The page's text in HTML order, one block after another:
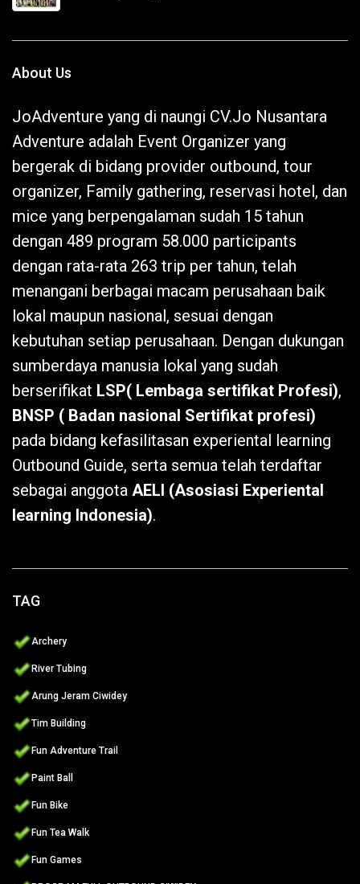
About Us
JoAdventure yang di naungi CV.Jo Nusantara
Adventure adalah Event Organizer yang
bergerak di bidang provider outbound, tour
organizer, Family gathering, reservasi hotel, dan
mice yang berpengalaman sudah 15 tahun
dengan 489 program 58.000 participants
dengan rata-rata 263 trip per tahun, telah
menangani berbagai macam perusahaan baik
lokal maupun nasional, sesuai dengan
kebutuhan setiap perusahaan. Dengan dukungan
sumberdaya manusia lokal yang sudah
berserifikat LSP( Lembaga sertifikat Profesi),
BNSP ( Badan nasional Sertifikat profesi)
pada bidang kefasilitasan experiental learning
Outbound Guide, serta semua telah terdaftar
sebagai anggota AELI (Asosiasi Experiental
learning Indonesia).
TAG
Archery
River Tubing
Arung Jeram Ciwidey
Tim Building
Fun Adventure Trail
Paint Ball
Fun Bike
Fun Tea Walk
Fun Games